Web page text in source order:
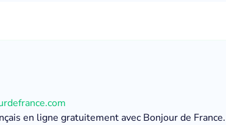
en ligne gratuitement avec Bonjour de France.